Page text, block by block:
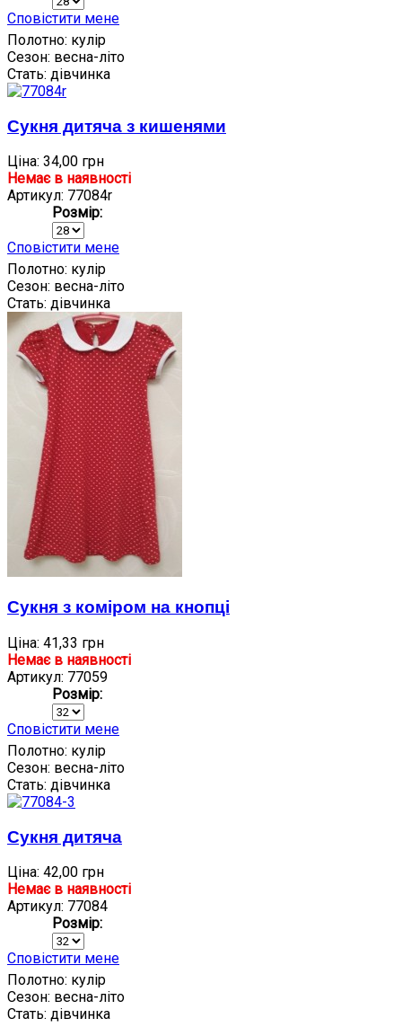
Сповістити мене
Полотно: кулір
Сезон: весна-літо
Стать: дівчинка
Сукня дитяча з кишенями
Ціна: 34,00 грн
Немає в наявності
Артикул: 77084r
Розмір:
Сповістити мене
Полотно: кулір
Сезон: весна-літо
Стать: дівчинка
Сукня з коміром на кнопці
Ціна: 41,33 грн
Немає в наявності
Артикул: 77059
Розмір:
Сповістити мене
Полотно: кулір
Сезон: весна-літо
Стать: дівчинка
Сукня дитяча
Ціна: 42,00 грн
Немає в наявності
Артикул: 77084
Розмір:
Сповістити мене
Полотно: кулір
Сезон: весна-літо
Стать: дівчинка